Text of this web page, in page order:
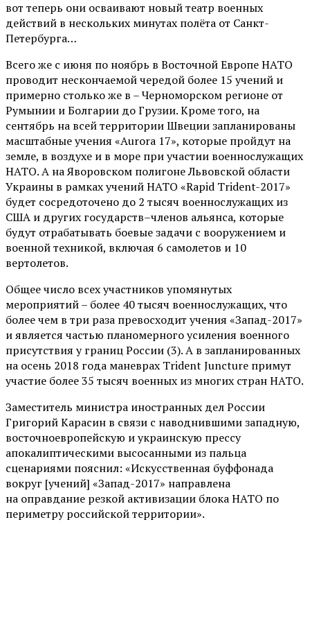
вот теперь они осваивают новый театр военных
действий в нескольких минутах полёта от Санкт-
Петербурга…
Всего же с июня по ноябрь в Восточной Европе НАТО
проводит нескончаемой чередой более 15 учений и
примерно столько же в – Черноморском регионе от
Румынии и Болгарии до Грузии. Кроме того, на
сентябрь на всей территории Швеции запланированы
масштабные учения «Aurora 17», которые пройдут на
земле, в воздухе и в море при участии военнослужащих
НАТО. А на Яворовском полигоне Львовской области
Украины в рамках учений НАТО «Rapid Trident-2017»
будет сосредоточено до 2 тысяч военнослужащих из
США и других государств–членов альянса, которые
будут отрабатывать боевые задачи с вооружением и
военной техникой, включая 6 самолетов и 10
вертолетов.
Общее число всех участников упомянутых
мероприятий – более 40 тысяч военнослужащих, что
более чем в три раза превосходит учения «Запад-2017»
и является частью планомерного усиления военного
присутствия у границ России (3). А в запланированных
на осень 2018 года маневрах Trident Juncture примут
участие более 35 тысяч военных из многих стран НАТО.
Заместитель министра иностранных дел России
Григорий Карасин в связи с наводнившими западную,
восточноевропейскую и украинскую прессу
апокалиптическими высосанными из пальца
сценариями пояснил: «Искусственная буффонада
вокруг [учений] «Запад-2017» направлена
на оправдание резкой активизации блока НАТО по
периметру российской территории».